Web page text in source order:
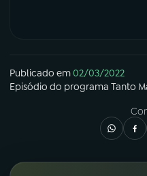
Publicado em02/03/2022
Episódio do programa Tanto